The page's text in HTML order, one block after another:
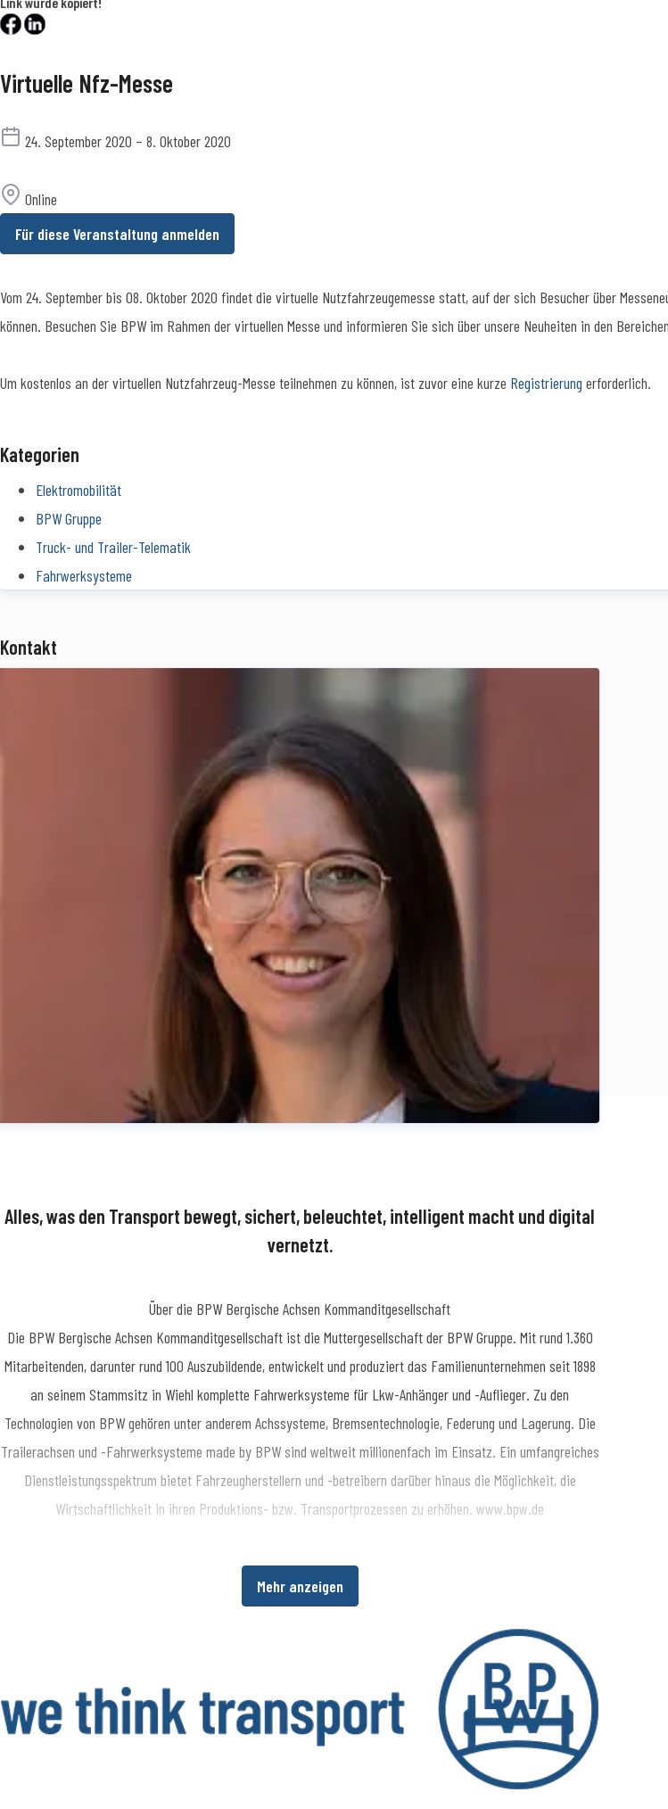
Virtuelle Nfz-Messe
Termin
24. September 2020 – 8. Oktober 2020
Ort
Online
Für diese Veranstaltung anmelden
Vom 24. September bis 08. Oktober 2020 findet die virtuelle Nutzfahrzeugemesse statt, auf der sich Besucher über
können. Besuchen Sie BPW im Rahmen der virtuellen Messe und informieren Sie sich über unsere Neuheiten in den
Um kostenlos an der virtuellen Nutzfahrzeug-Messe teilnehmen zu können, ist zuvor eine kurze Registrierung erforderlich.
Kategorien
Elektromobilität
BPW Gruppe
Truck- und Trailer-Telematik
Fahrwerksysteme
Kontakt
Teamkoordinatorin Medienmanagement Presse- und Öffentlichkeitsarbeit SimonN@bpw.de
+49 (0)
Alles, was den Transport bewegt, sichert, beleuchtet, intelligent macht und digital
vernetzt.
Mehr anzeigen
Über die BPW Bergische Achsen Kommanditgesellschaft
​Die BPW Bergische Achsen Kommanditgesellschaft ist die Muttergesellschaft der BPW Gruppe. Mit rund 1.360
Mitarbeitenden, darunter rund 100 Auszubildende, entwickelt und produziert das Familienunternehmen seit 1898
an seinem Stammsitz in Wiehl komplette Fahrwerksysteme für Lkw-Anhänger und -Auflieger. Zu den
Technologien von BPW gehören unter anderem Achssysteme, Bremsentechnologie, Federung und Lagerung. Die
Trailerachsen und -Fahrwerksysteme made by BPW sind weltweit millionenfach im Einsatz. Ein umfangreiches
Dienstleistungsspektrum bietet Fahrzeugherstellern und -betreibern darüber hinaus die Möglichkeit, die
Wirtschaftlichkeit in ihren Produktions- bzw. Transportprozessen zu erhöhen. www.bpw.de
Über die BPW Gruppe
​Die BPW Gruppe erforscht, entwickelt und produziert alles, was den Transport bewegt, sichert, beleuchtet,
HBN, HESTAL und idem telematics ein bevorzugter Systempartner der Nfz-Branche für Fahrwerke, Bremsen,
Beleuchtung, Verschließ- und Aufbautentechnik, Telematik sowie weitere wichtige Komponenten für Truck und
Trailer. Transportunternehmen bietet die BPW Gruppe umfassende Mobilitätsdienste. Sie reichen vom
weltweiten Servicenetz über Ersatzteilversorgung bis zur intelligenten Vernetzung von Fahrzeug, Fahrer und
Fracht. Die inhabergeführte Unternehmensgruppe beschäftigt aktuell rund 6.580 Mitarbeitende in 28 Ländern
und erzielte 2024 einen konsolidierten Umsatz von 1,562 Milliarden Euro. www.bpw.de